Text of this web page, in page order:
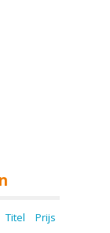
Titel Prijs